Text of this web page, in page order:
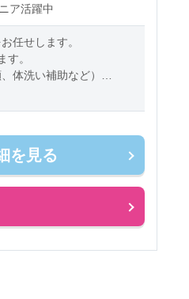
ア活躍中
任せします。
。
体洗い補助など）
見
を見る